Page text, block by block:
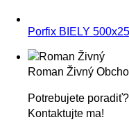
Porfix BIELY
Roman Živný
Potrebujete poradiť?
Kontaktujte ma!